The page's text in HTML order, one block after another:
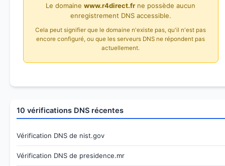
Le domainewww.r4direct.fr ne possède aucun
enregistrement DNS accessible.
Cela peut signifier que le domaine n'existe pas, qu'il n'est pas
encore configuré, ou que les serveurs DNS ne répondent pas
actuellement.
10 vérifications DNS récentes
Vérification DNS de nist.gov
Vérification DNS de presidence.mr